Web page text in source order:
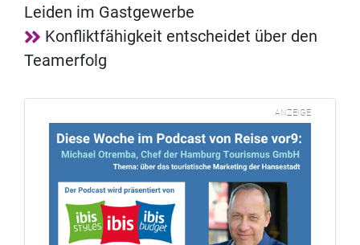
Leiden im Gastgewerbe
Konfliktfähigkeit entscheidet über den
Teamerfolg
ANZEIGE